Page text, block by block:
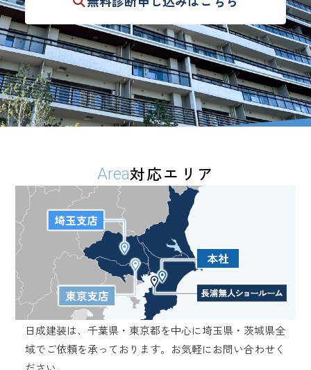
Area対応エリア
日成建装は、千葉県・東京都を中心に埼玉県・茨城県全
域でご依頼を承っております。 お気軽にお問い合わせく